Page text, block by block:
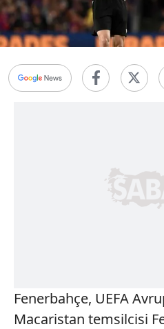
Fenerbahçe, UEFA
Macaristan temsilcisi